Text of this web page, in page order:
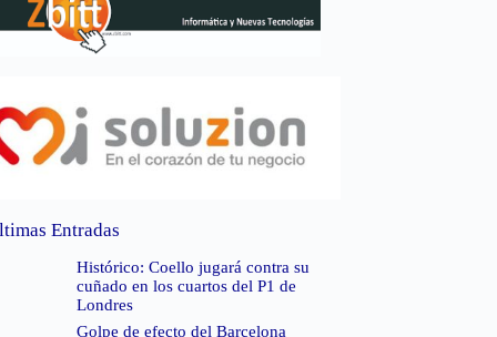
Entradas
Histórico: Coello jugará contra su
cuñado en los cuartos del P1 de
Londres
Golpe de efecto del Barcelona